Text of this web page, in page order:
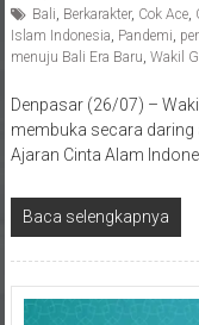
Islam Indonesia,Pandemi,
menuju Bali Era Baru,Wakil
membuka secara daring
Ajaran Cinta Alam